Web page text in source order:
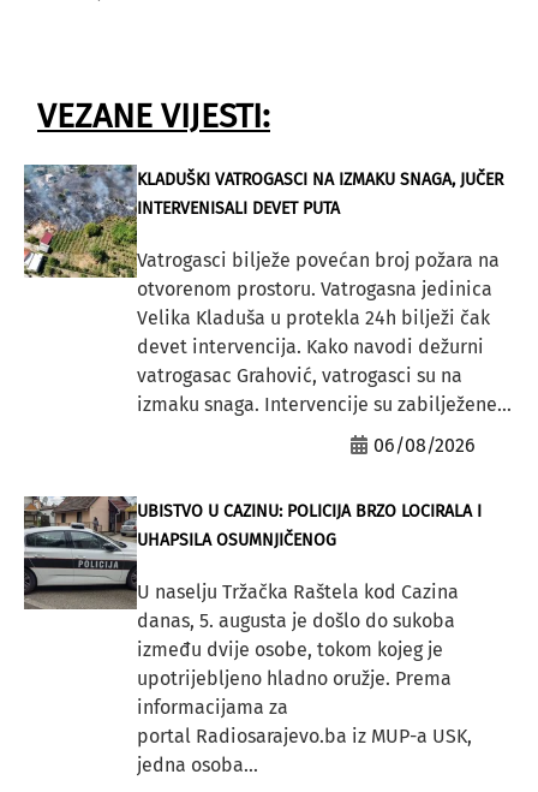
VEZANE VIJESTI:
KLADUŠKI VATROGASCI NA IZMAKU SNAGA, JUČER
INTERVENISALI DEVET PUTA
Vatrogasci bilježe povećan broj požara na
otvorenom prostoru. Vatrogasna jedinica
Velika Kladuša u protekla 24h bilježi čak
devet intervencija. Kako navodi dežurni
vatrogasac Grahović, vatrogasci su na
izmaku snaga. Intervencije su zabilježene...
06/08/2026
UBISTVO U CAZINU: POLICIJA BRZO LOCIRALA I
UHAPSILA OSUMNJIČENOG
U naselju Tržačka Raštela kod Cazina
danas, 5. augusta je došlo do sukoba
između dvije osobe, tokom kojeg je
upotrijebljeno hladno oružje. Prema
informacijama za
portal Radiosarajevo.ba iz MUP-a USK,
jedna osoba...